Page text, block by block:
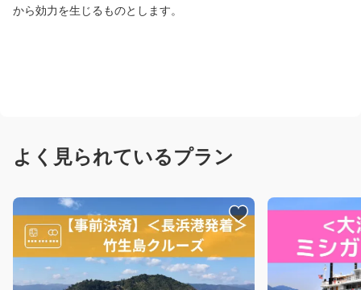
から効力を生じるものとします。
よく見られているプラン